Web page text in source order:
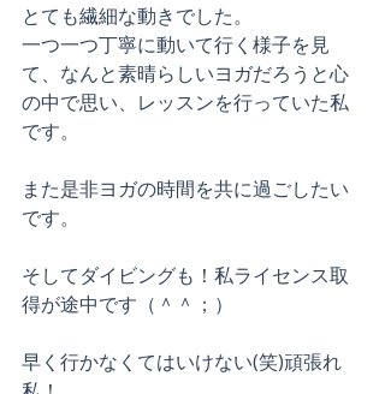
とても繊細な動きでした。
一つ一つ丁寧に動いて行く様子を見
て、なんと素晴らしいヨガだろうと心
の中で思い、レッスンを行っていた私
です。
また是非ヨガの時間を共に過ごしたい
です。
そしてダイビングも！私ライセンス取
得が途中です（＾＾；）
早く行かなくてはいけない(笑)頑張れ